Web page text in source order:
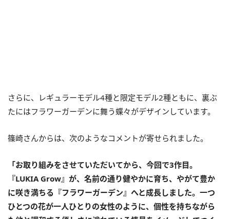
さらに、レギュラーモデル4種と限定モデル2種ともに、裏ぶ
たにはフラワーガーデンに舞う蝶々がデザインしています。
篠崎さんからは、次のようなコメントが寄せられました。
「お取り組みをさせていただいてから、今回で3作目。
『LUKIA Grow』が、名前の通り健やかに育ち、やがて豊か
に咲き満ちる『フラワーガーデン』へと成長しました。一つ
ひとつの花が一人ひとりの女性のように、個性を持ちながら